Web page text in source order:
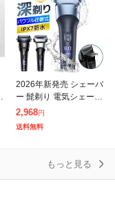
2026年新発売 シェーバ
ー 髭剃り 電気シェーバ
ー メンズシェーバー 髭
剃り 肌に優しい 深剃り
2,968円
送料無料
もっと見る